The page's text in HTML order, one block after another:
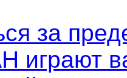
за
играют